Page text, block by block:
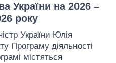
України на 2026 –
року
України Юлія
Програму діяльності
містяться